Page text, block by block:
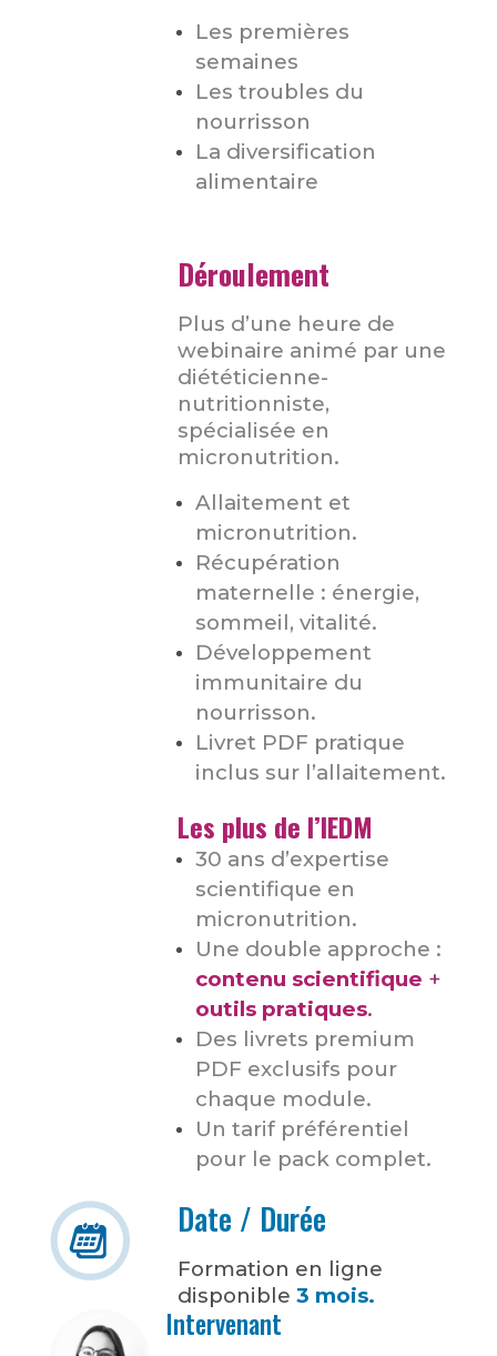
Les premières
semaines
Les troubles du
nourrisson
La diversification
alimentaire
Déroulement
Plus d’une heure de
webinaire animé par une
diététicienne-
nutritionniste,
spécialisée en
micronutrition.
Allaitement et
micronutrition.
Récupération
maternelle : énergie,
sommeil, vitalité.
Développement
immunitaire du
nourrisson.
Livret PDF pratique
inclus sur l’allaitement.
Les plus de l’IEDM
30 ans d’expertise
scientifique en
micronutrition.
Une double approche :
contenu scientifique +
outils pratiques.
Des livrets premium
PDF exclusifs pour
chaque module.
Un tarif préférentiel
pour le pack complet.
Date / Durée
Formation en ligne
disponible 3 mois.
Intervenant